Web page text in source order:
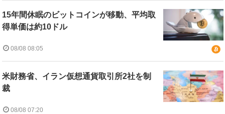
15年間休眠のビットコインが移動、平均取
得単価は約10ドル
08/08 08:05
米財務省、イラン仮想通貨取引所2社を制
裁
08/08 07:20